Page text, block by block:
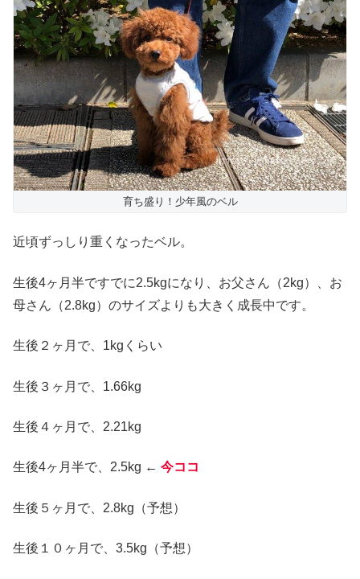
育ち盛り！少年風のベル
近頃ずっしり重くなったベル。
生後4ヶ月半ですでに2.5kgになり、お父さん（2kg）、お
母さん（2.8kg）のサイズよりも大きく成長中です。
生後２ヶ月で、1kgくらい
生後３ヶ月で、1.66kg
生後４ヶ月で、2.21kg
生後4ヶ月半で、2.5kg ← 今ココ
生後５ヶ月で、2.8kg（予想）
生後１０ヶ月で、3.5kg（予想）